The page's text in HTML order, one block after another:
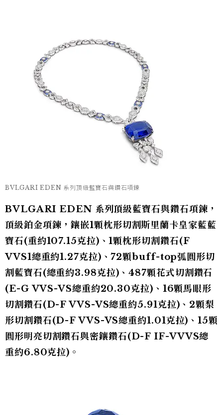
BVLGARI EDEN 系列頂級藍寶石與鑽石項鍊
BVLGARI EDEN 系列頂級藍寶石與鑽石項鍊，
頂級鉑金項鍊，鑲嵌1顆枕形切割斯里蘭卡皇家藍藍
寶石(重約107.15克拉)、1顆枕形切割鑽石(F
VVS1總重約1.27克拉)、72顆buff-top弧圓形切
割藍寶石(總重約3.98克拉)、487顆花式切割鑽石
(E-G VVS-VS總重約20.30克拉)、16顆馬眼形
切割鑽石(D-F VVS-VS總重約5.91克拉)、2顆梨
形切割鑽石(D-F VVS-VS總重約1.01克拉)、15顆
圓形明亮切割鑽石與密鑲鑽石(D-F IF-VVVS總
重約6.80克拉)。